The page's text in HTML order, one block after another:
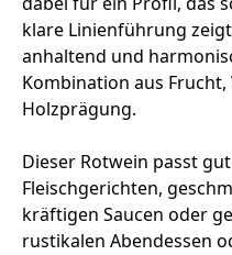
klare Linienführung
anhaltend und
Kombination aus
Holzprägung.
Dieser Rotwein passt
Fleischgerichten,
kräftigen Saucen oder
rustikalen Abendessen